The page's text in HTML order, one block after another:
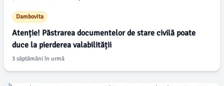
Dambovita
Atenție! Păstrarea documentelor de stare civilă poate
duce la pierderea valabilității
3 săptămâni în urmă